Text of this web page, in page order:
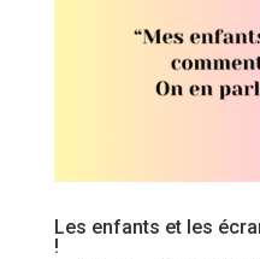
Les enfants et les
!